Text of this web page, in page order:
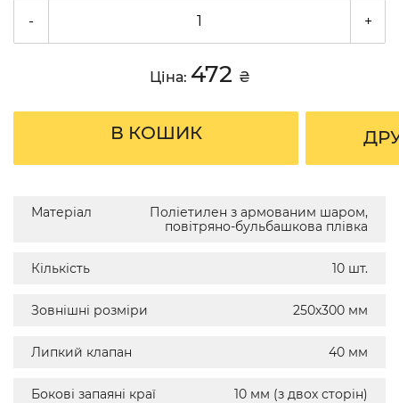
- +
Ціна: 472 ₴
В КОШИК
Матеріал
Поліетилен з армованим шаром,
повітряно-бульбашкова плівка
Кількість 10 шт.
Зовнішні розміри 250х300 мм
Липкий клапан 40 мм
Бокові запаяні краї 10 мм (з двох сторін)